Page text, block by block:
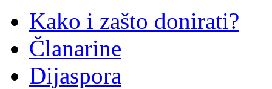
Kako i zašto donirati?
Članarine
Dijaspora